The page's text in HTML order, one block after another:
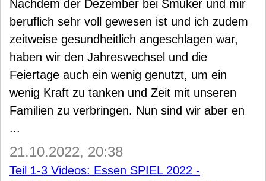
Nachdem der Dezember bei Smuker und mir
beruflich sehr voll gewesen ist und ich zudem
zeitweise gesundheitlich angeschlagen war,
haben wir den Jahreswechsel und die
Feiertage auch ein wenig genutzt, um ein
wenig Kraft zu tanken und Zeit mit unseren
Familien zu verbringen. Nun sind wir aber en
...
21.10.2022, 20:38
Teil 1-3 Videos: Essen SPIEL 2022 -